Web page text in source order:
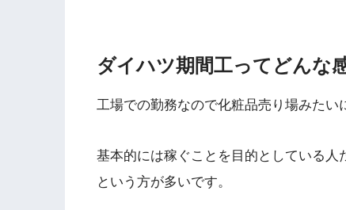
ダイハツ期間工ってどんな
工場での勤務なので化粧品売り場みた
基本的には稼ぐことを目的としている人
という方が多いです。